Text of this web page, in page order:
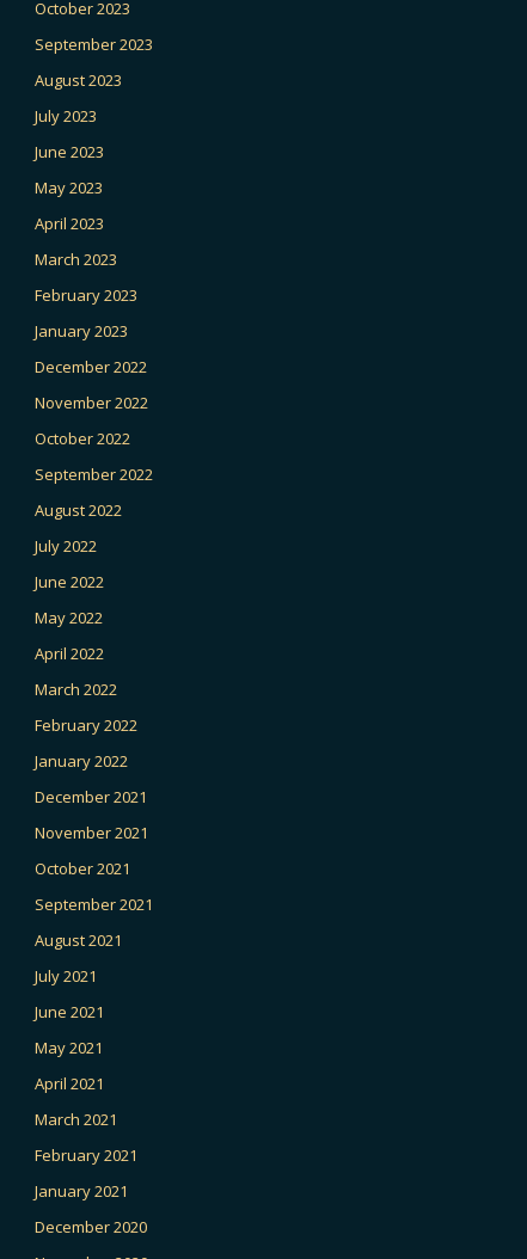
October 2023
September 2023
August 2023
July 2023
June 2023
May 2023
April 2023
March 2023
February 2023
January 2023
December 2022
November 2022
October 2022
September 2022
August 2022
July 2022
June 2022
May 2022
April 2022
March 2022
February 2022
January 2022
December 2021
November 2021
October 2021
September 2021
August 2021
July 2021
June 2021
May 2021
April 2021
March 2021
February 2021
January 2021
December 2020